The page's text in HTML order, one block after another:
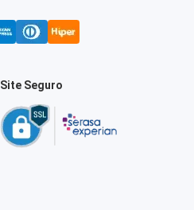
Site Seguro